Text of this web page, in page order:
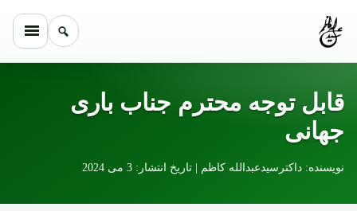
قابل توجه محترم جناب باری
جهانی
نویسنده: داکترسیدعبدالله کاظم | تاریخ انتشار: 3 می 2024